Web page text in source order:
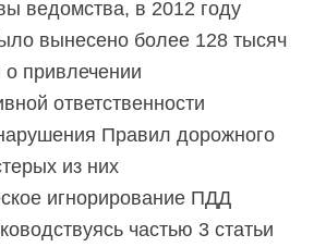
ведомства, в 2012 году
вынесено более 128 тысяч
о привлечении
ответственности
Правил дорожного
из них
игнорирование ПДД
частью 3 статьи